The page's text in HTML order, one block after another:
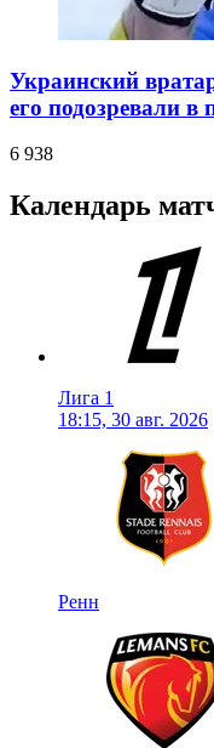
Украинский
его подозревали в
6 938
Календарь
Лига 1
18:15, 30 авг. 2026
Ренн